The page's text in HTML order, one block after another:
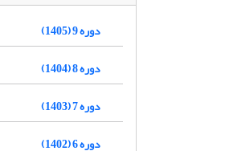
دوره 9 (1405)
دوره 8 (1404)
دوره 7 (1403)
دوره 6 (1402)